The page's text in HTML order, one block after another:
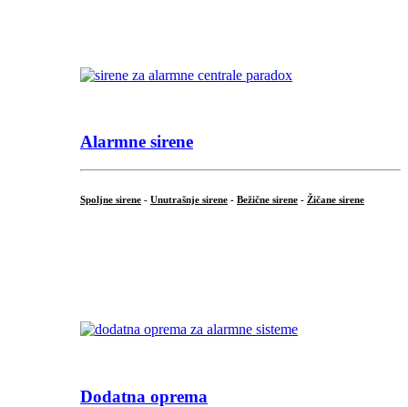
Alarmne sirene
Spoljne sirene - Unutrašnje sirene - Bežične sirene - Žičane sirene
Dodatna oprema